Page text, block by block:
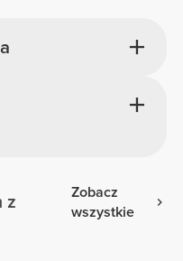
z
Zobacz
wszystkie